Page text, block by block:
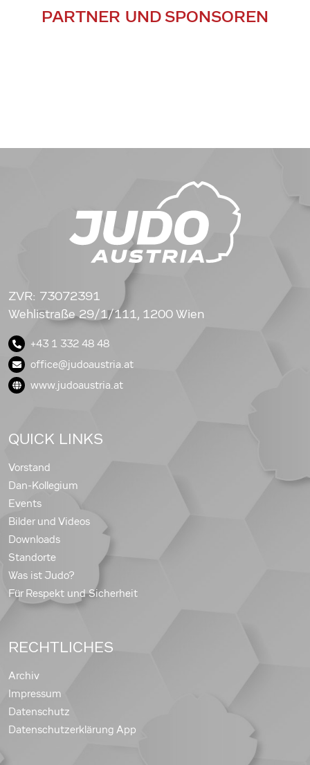
PARTNER UND SPONSOREN
ZVR: 73072391
Wehlistraße 29/1/111, 1200 Wien
+43 1 332 48 48
office@judoaustria.at
www.judoaustria.at
QUICK LINKS
Vorstand
Dan-Kollegium
Events
Bilder und Videos
Downloads
Standorte
Was ist Judo?
Für Respekt und Sicherheit
RECHTLICHES
Archiv
Impressum
Datenschutz
Datenschutzerklärung App